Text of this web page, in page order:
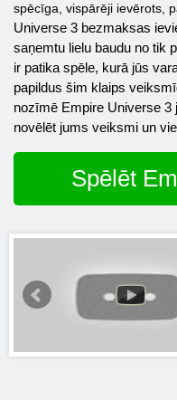
spēcīga, vispārēji ievērots,
Universe 3 bezmaksas
saņemtu lielu baudu no tik
ir patika spēle, kurā jūs
papildus šim klaips
nozīmē Empire Universe 3
novēlēt jums veiksmi un
Spēlēt